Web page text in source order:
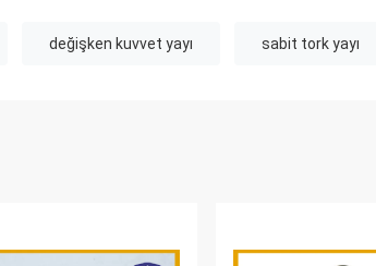
değişken kuvvet yayı sabit tork yayı